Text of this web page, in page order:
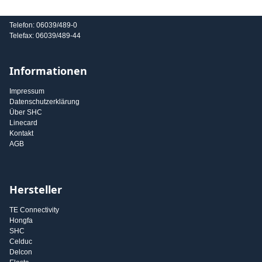
Telefon: 06039/489-0
Telefax: 06039/489-44
Informationen
Impressum
Datenschutzerklärung
Über SHC
Linecard
Kontakt
AGB
Hersteller
TE Connectivity
Hongfa
SHC
Celduc
Delcon